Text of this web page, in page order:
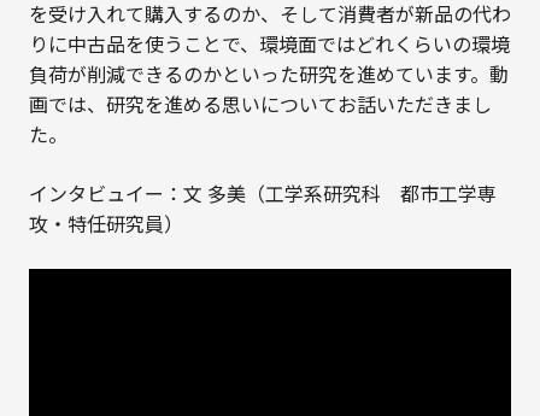
を受け入れて購入するのか、そして消費者が新品の代わ
りに中古品を使うことで、環境面ではどれくらいの環境
負荷が削減できるのかといった研究を進めています。動
画では、研究を進める思いについてお話いただきまし
た。
インタビュイー：文 多美（工学系研究科 都市工学専
攻・特任研究員）